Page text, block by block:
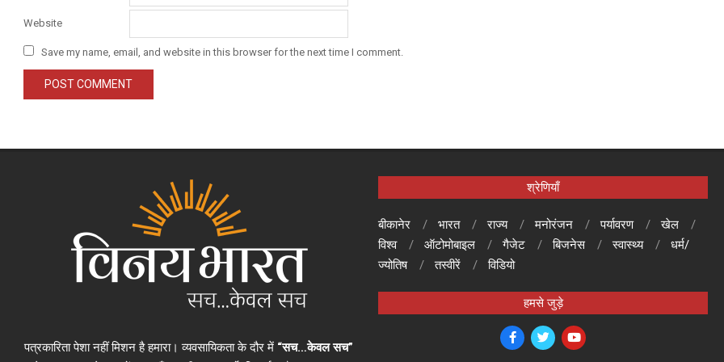
Website
Save my name, email, and website in this browser for the next time I comment.
पत्रकारिता पेशा नहीं मिशन है हमारा। व्यवसायिकता के दौर में “सच…केवल सच”
श्रेणियाँ
बीकानेर भारत राज्य मनोरंजन पर्यावरण
खेल
विश्व
ऑटोमोबाइल गैजेट बिजनेस स्वास्थ्य
धर्म/
ज्योतिष
तस्वीरें विडियो
हमसे जुड़े